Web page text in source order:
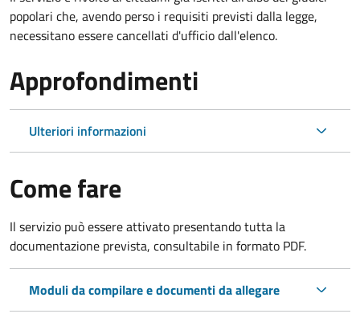
popolari che, avendo perso i requisiti previsti dalla legge,
necessitano essere cancellati d'ufficio dall'elenco.
Approfondimenti
Ulteriori informazioni
Come fare
Il servizio può essere attivato presentando tutta la
documentazione prevista, consultabile in formato PDF.
Moduli da compilare e documenti da allegare